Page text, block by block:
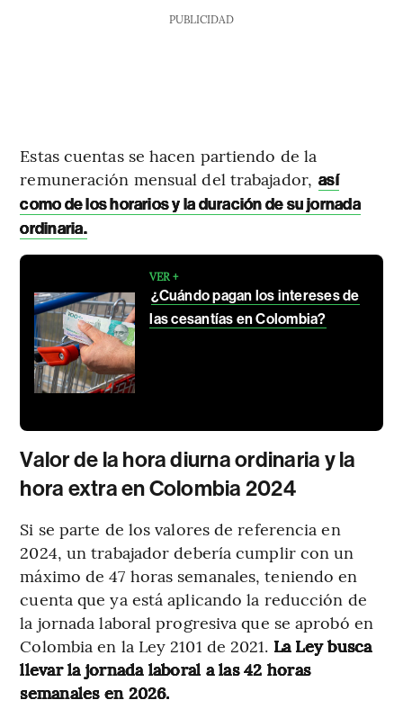
PUBLICIDAD
Estas cuentas se hacen partiendo de la
remuneración mensual del trabajador, así
como de los horarios y la duración de su jornada
ordinaria.
VER +
¿Cuándo pagan los intereses de
las cesantías en Colombia?
Valor de la hora diurna ordinaria y la
hora extra en Colombia 2024
Si se parte de los valores de referencia en
2024, un trabajador debería cumplir con un
máximo de 47 horas semanales, teniendo en
cuenta que ya está aplicando la reducción de
la jornada laboral progresiva que se aprobó en
Colombia en la Ley 2101 de 2021. La Ley busca
llevar la jornada laboral a las 42 horas
semanales en 2026.